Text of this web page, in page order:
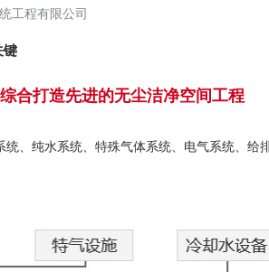
工程有限公司
键
合打造先进的无尘洁净空间工程
、纯水系统、特殊气体系统、电气系统、给